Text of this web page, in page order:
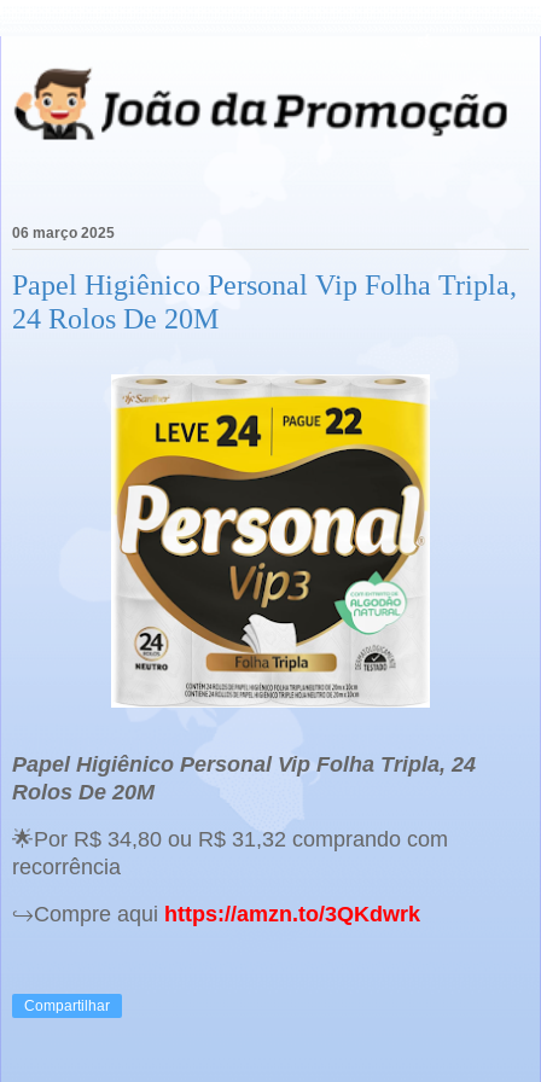
06 março 2025
Papel Higiênico Personal Vip Folha Tripla,
24 Rolos De 20M
Papel Higiênico Personal Vip Folha Tripla, 24
Rolos De 20M
🌟Por R$ 34,80 ou R$ 31,32 comprando com
recorrência
↪️Compre aqui https://amzn.to/3QKdwrk
Compartilhar